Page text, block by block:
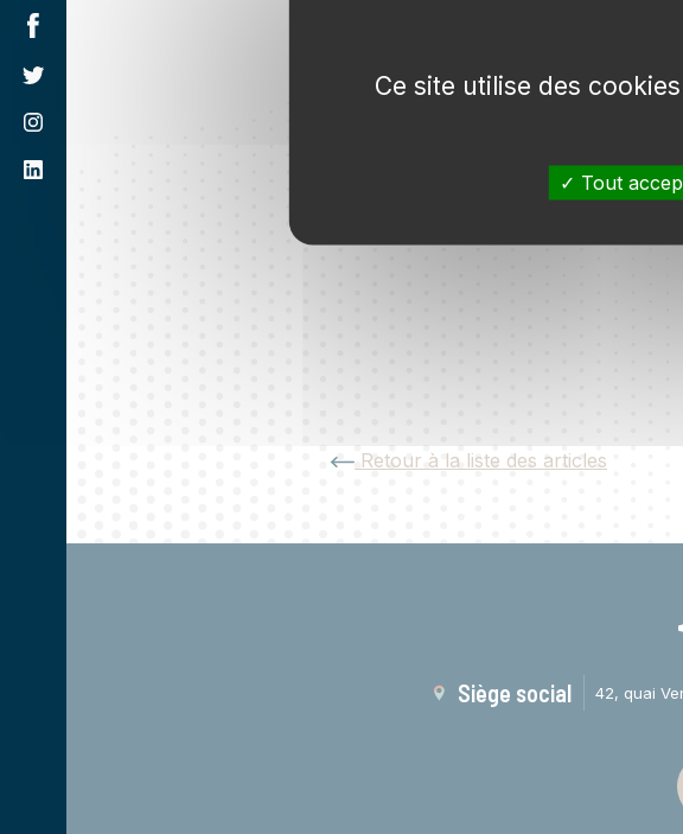
Retour à la liste des articles
Siège social 42, quai
Ce site utilise des
Tout